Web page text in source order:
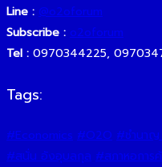
Line : @o2oforum
Subscribe : o2oforum
Tel : 0970344225,
Tags:
#Economics #O2O #ชํานา
#สนั่น อังอุบลกุล #สภาหอการ